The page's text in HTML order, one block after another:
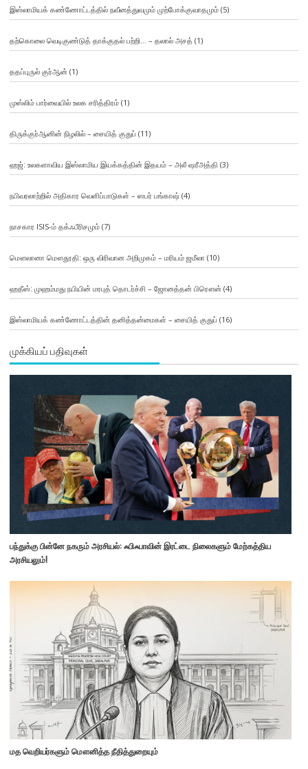
இஸ்லாமியக் கண்ணோட்டத்தில் நவீனத்துவமும் முற்போக்குவாதமும்(5)
தற்கொலை வெடிகுண்டுத் தாக்குதல் பற்றி… – தலால் அசத் (1)
ததப்புருல் குர்ஆன் (1)
முஸ்லிம் பார்வையில் உலக சரித்திரம்(1)
திருக்குர்ஆனின் நிழலில் – சையித் குதுப் (11)
ஹஜ்: உலகளாவிய இஸ்லாமிய இயக்கத்தின் இதயம் – அலீ ஷரீஅத்தி (3)
நபிவரலாற்றில் அதிகார வெளிப்பாடுகள் – ஸபர் பங்காஷ் (4)
நாசகார ISIS-ம் தக்ஃபீரிசமும்(7)
மௌலானா மௌதூதி: ஒரு விரிவான அறிமுகம் – மரியம் ஜமீலா (10)
ஹதீஸ்: முஹம்மது நபியின் மரபுத் தொடர்ச்சி – ஜோனத்தன் பிரௌன் (4)
இஸ்லாமியக் கண்ணோட்டத்தின் தனித்தன்மைகள் – சையித் குதுப் (16)
முக்கியப் பதிவுகள்
பந்துக்கு பின்னே நகரும் அரசியல்: ஃபிஃபாவின் இரட்டை நிலைகளும் மேற்கத்திய
அரசியலும்!
மத வெறியர்களும் மௌனித்த நீதித்துறையும்